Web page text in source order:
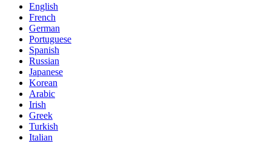
English
French
German
Portuguese
Spanish
Russian
Japanese
Korean
Arabic
Irish
Greek
Turkish
Italian